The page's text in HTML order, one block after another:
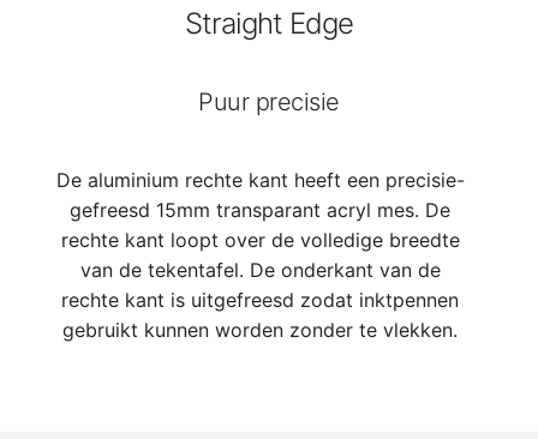
Straight Edge
Puur precisie
De aluminium rechte kant heeft een precisie-
gefreesd 15mm transparant acryl mes. De
rechte kant loopt over de volledige breedte
van de tekentafel. De onderkant van de
rechte kant is uitgefreesd zodat inktpennen
gebruikt kunnen worden zonder te vlekken.